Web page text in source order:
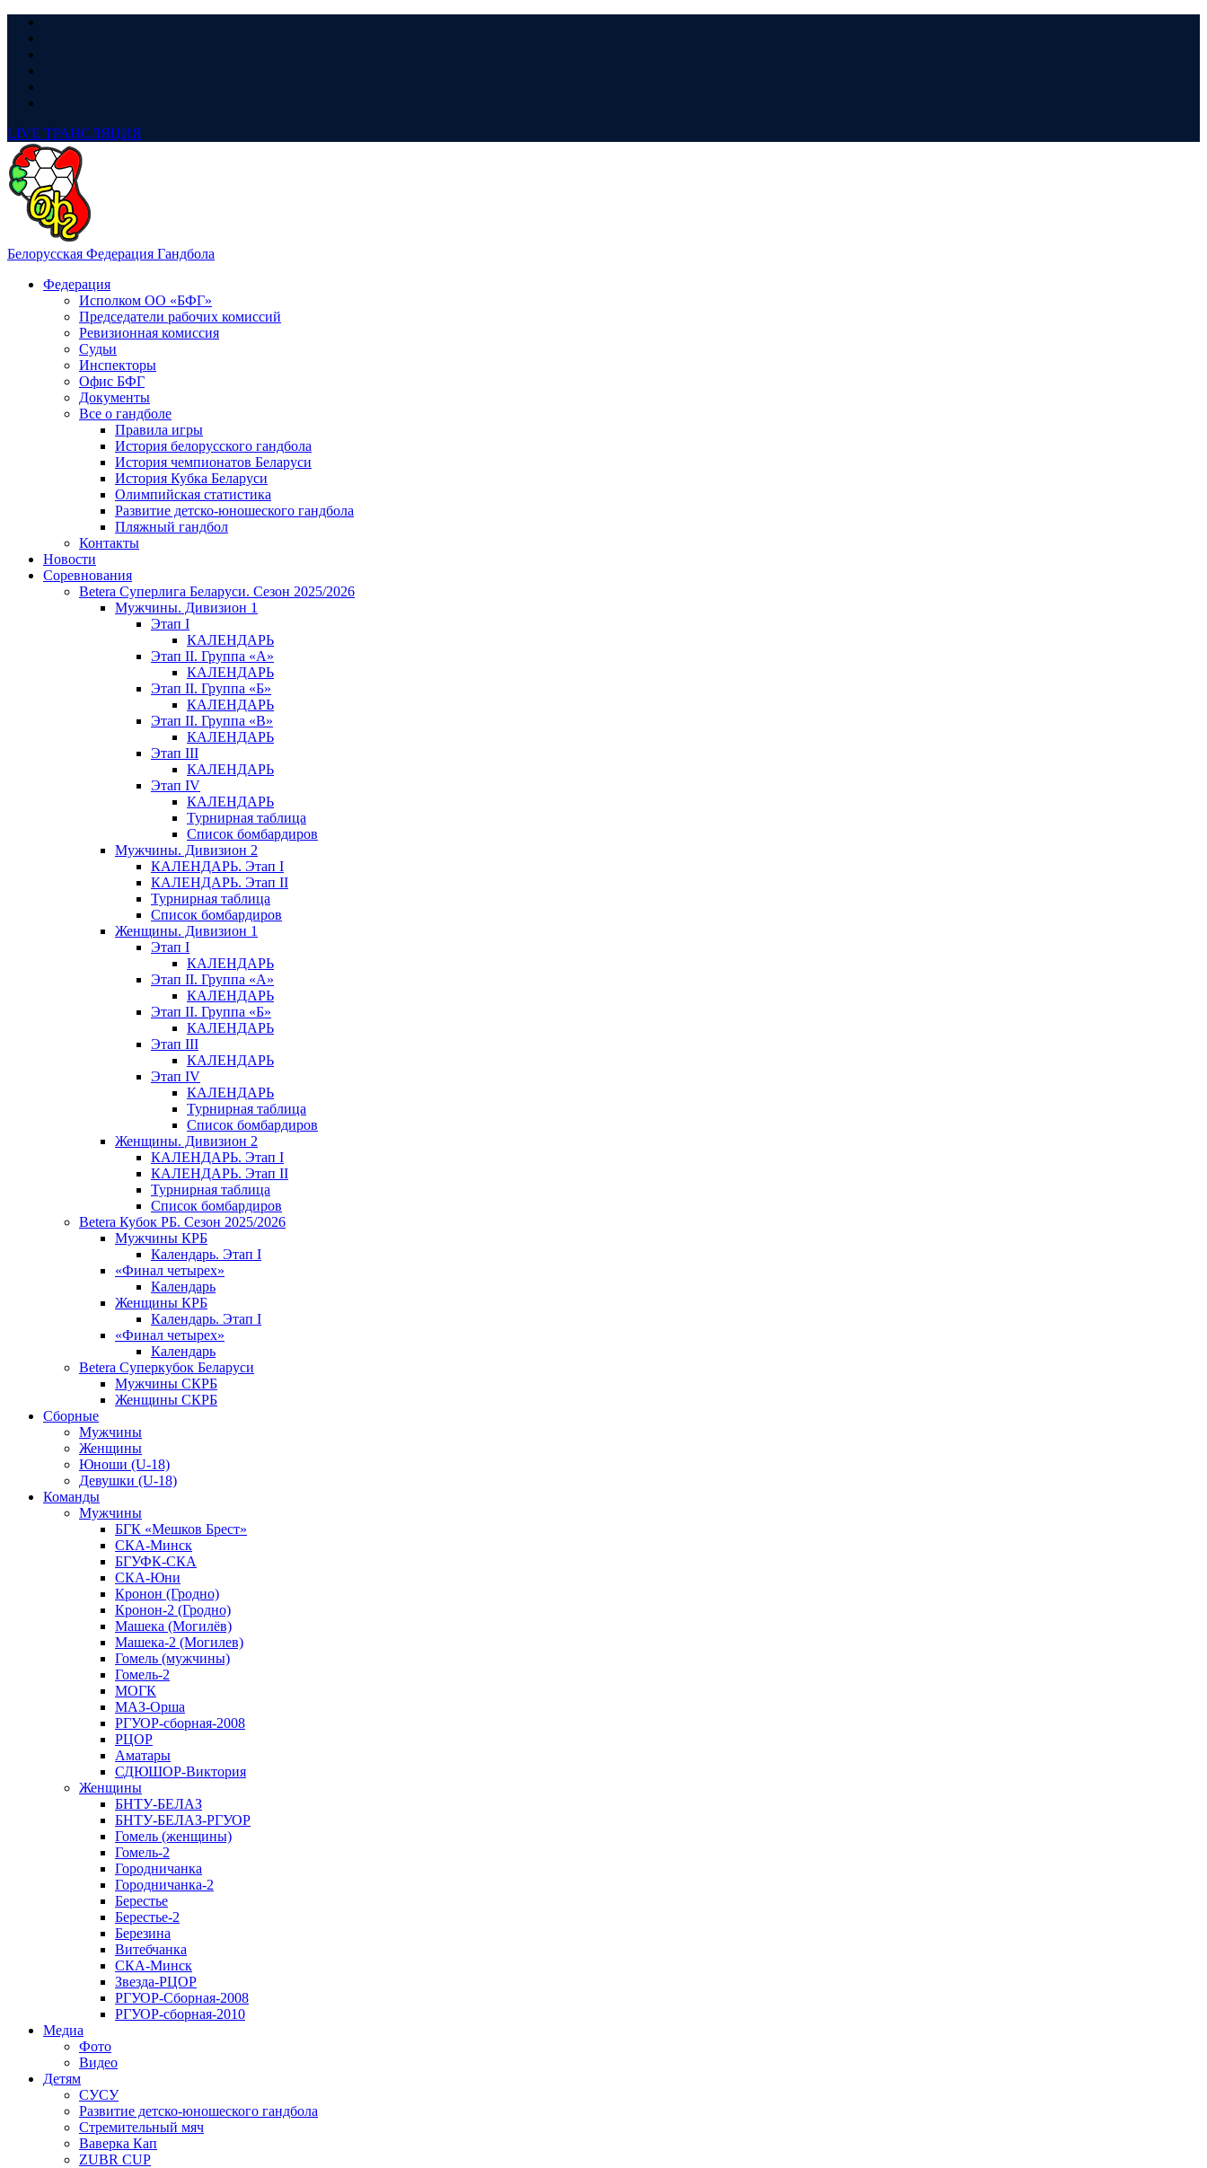
LIVE ТРАНСЛЯЦИЯ
Белорусская Федерация Гандбола
Федерация
Исполком ОО «БФГ»
Председатели рабочих комиссий
Ревизионная комиссия
Судьи
Инспекторы
Офис БФГ
Документы
Все о гандболе
Правила игры
История белорусского гандбола
История чемпионатов Беларуси
История Кубка Беларуси
Олимпийская статистика
Развитие детско-юношеского гандбола
Пляжный гандбол
Контакты
Новости
Соревнования
Betera Суперлига Беларуси. Сезон 2025/2026
Мужчины. Дивизион 1
Этап I
КАЛЕНДАРЬ
Этап II. Группа «А»
КАЛЕНДАРЬ
Этап II. Группа «Б»
КАЛЕНДАРЬ
Этап II. Группа «В»
КАЛЕНДАРЬ
Этап III
КАЛЕНДАРЬ
Этап IV
КАЛЕНДАРЬ
Турнирная таблица
Список бомбардиров
Мужчины. Дивизион 2
КАЛЕНДАРЬ. Этап I
КАЛЕНДАРЬ. Этап II
Турнирная таблица
Список бомбардиров
Женщины. Дивизион 1
Этап I
КАЛЕНДАРЬ
Этап II. Группа «А»
КАЛЕНДАРЬ
Этап II. Группа «Б»
КАЛЕНДАРЬ
Этап III
КАЛЕНДАРЬ
Этап IV
КАЛЕНДАРЬ
Турнирная таблица
Список бомбардиров
Женщины. Дивизион 2
КАЛЕНДАРЬ. Этап I
КАЛЕНДАРЬ. Этап II
Турнирная таблица
Список бомбардиров
Betera Кубок РБ. Сезон 2025/2026
Мужчины КРБ
Календарь. Этап I
«Финал четырех»
Календарь
Женщины КРБ
Календарь. Этап I
«Финал четырех»
Календарь
Betera Суперкубок Беларуси
Мужчины СКРБ
Женщины СКРБ
Сборные
Мужчины
Женщины
Юноши (U-18)
Девушки (U-18)
Команды
Мужчины
БГК «Мешков Брест»
СКА-Минск
БГУФК-СКА
СКА-Юни
Кронон (Гродно)
Кронон-2 (Гродно)
Машека (Могилёв)
Машека-2 (Могилев)
Гомель (мужчины)
Гомель-2
МОГК
МАЗ-Орша
РГУОР-сборная-2008
РЦОР
Аматары
СДЮШОР-Виктория
Женщины
БНТУ-БЕЛАЗ
БНТУ-БЕЛАЗ-РГУОР
Гомель (женщины)
Гомель-2
Городничанка
Городничанка-2
Берестье
Берестье-2
Березина
Витебчанка
СКА-Минск
Звезда-РЦОР
РГУОР-Сборная-2008
РГУОР-сборная-2010
Медиа
Фото
Видео
Детям
СУСУ
Развитие детско-юношеского гандбола
Стремительный мяч
Ваверка Кап
ZUBR CUP